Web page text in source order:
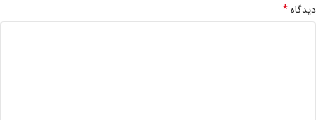
دیدگاه*